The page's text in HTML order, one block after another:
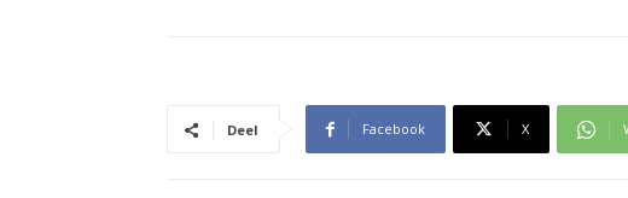
Deel Facebook X